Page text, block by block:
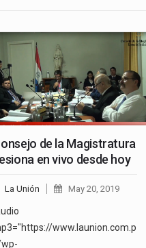
de la Magistratura
en vivo desde hoy
La Unión May 20, 2019
www.launion.com.p